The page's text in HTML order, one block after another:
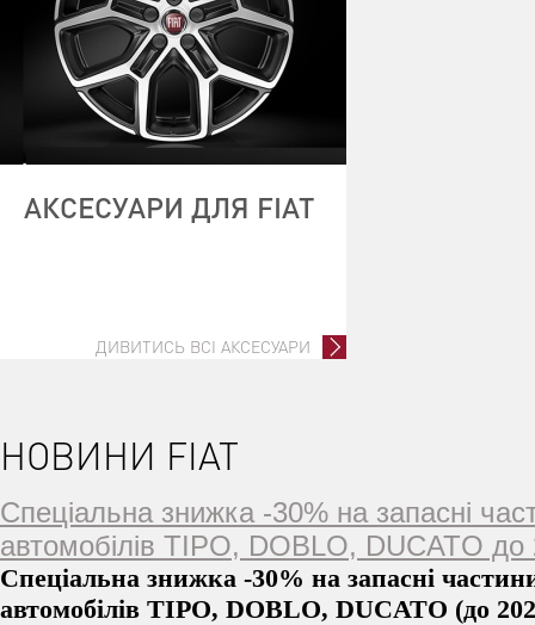
АКСЕСУАРИ ДЛЯ FIAT
ДИВИТИСЬ ВСІ АКСЕСУАРИ
НОВИНИ FIAT
Спеціальна знижка -30% на запасні
автомобілів TIPO, DOBLO, DUCATO до
Спеціальна знижка -30% на запасні
автомобілів TIPO, DOBLO, DUCATO (до